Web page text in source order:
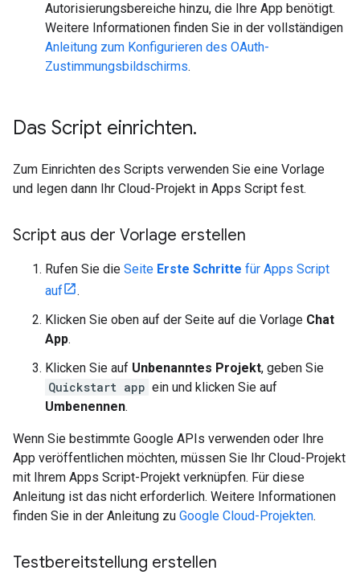
Autorisierungsbereiche hinzu, die Ihre App benötigt.
Weitere Informationen finden Sie in der vollständigen
Anleitung zum Konfigurieren des OAuth-
Zustimmungsbildschirms.
Das Script einrichten.
Zum Einrichten des Scripts verwenden Sie eine Vorlage
und legen dann Ihr Cloud-Projekt in Apps Script fest.
Script aus der Vorlage erstellen
Rufen Sie die Seite Erste Schritte für Apps Script
auf
.
Klicken Sie oben auf der Seite auf die Vorlage Chat
App.
Klicken Sie auf Unbenanntes Projekt, geben Sie
Quickstart app ein und klicken Sie auf
Umbenennen.
Wenn Sie bestimmte Google APIs verwenden oder Ihre
App veröffentlichen möchten, müssen Sie Ihr Cloud-Projekt
mit Ihrem Apps Script-Projekt verknüpfen. Für diese
Anleitung ist das nicht erforderlich. Weitere Informationen
finden Sie in der Anleitung zu Google Cloud-Projekten.
Testbereitstellung erstellen